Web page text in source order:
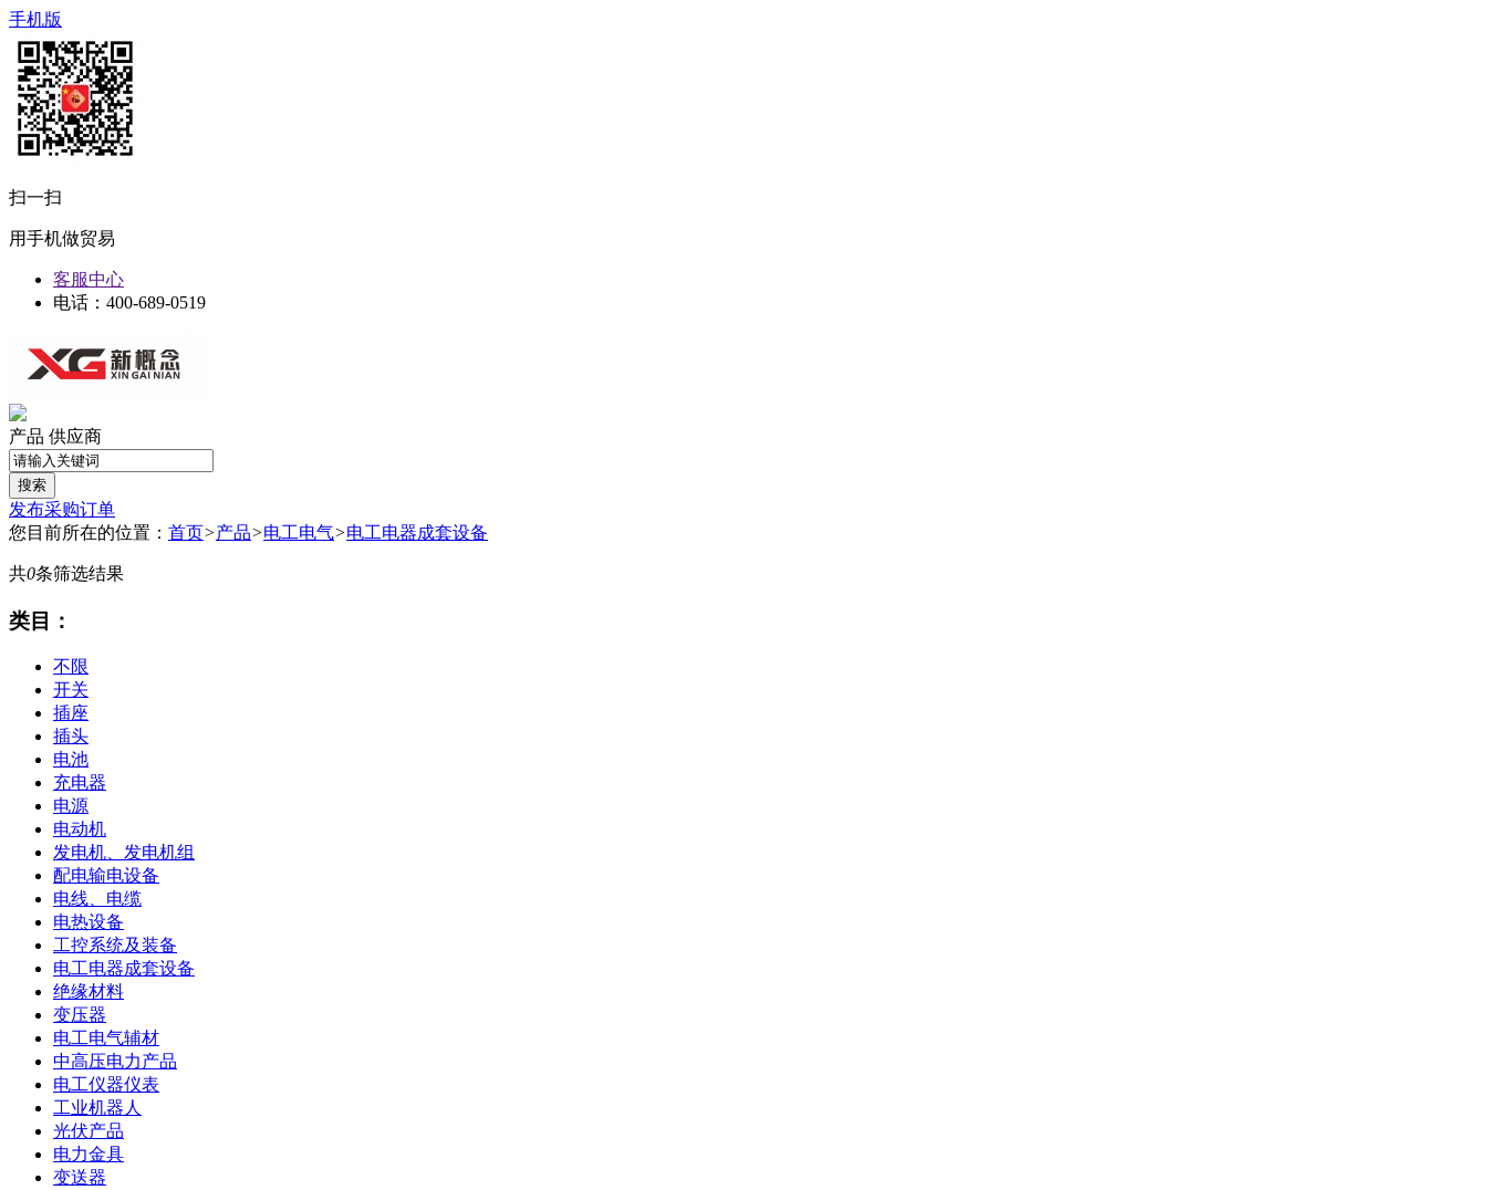
手机版
扫一扫
用手机做贸易
客服中心
电话：400-689-0519
产品 供应商
搜索
发布采购订单
您目前所在的位置： 首页>产品>电工电气>电工电器成套设备
共0条筛选结果
类目：
不限
开关
插座
插头
电池
充电器
电源
电动机
发电机、发电机组
配电输电设备
电线、电缆
电热设备
工控系统及装备
电工电器成套设备
绝缘材料
变压器
电工电气辅材
中高压电力产品
电工仪器仪表
工业机器人
光伏产品
电力金具
变送器